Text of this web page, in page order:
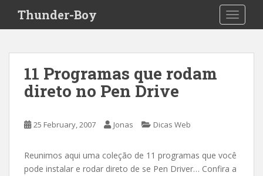
i
Thunder-Boy
11 Programas que rodam
direto no Pen Drive
25 February, 2007 Jonas Dicas Web
Reunimos aqui uma coleção de 11 programas que você
pode instalar e rodar direto de se Pen Driver… Confira a